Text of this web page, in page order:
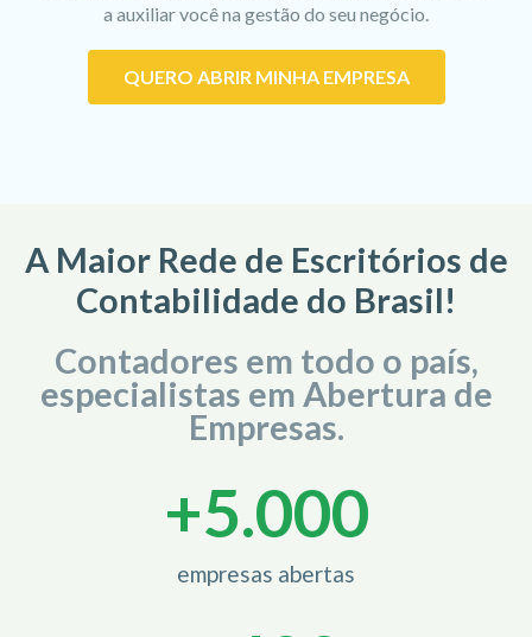
a auxiliar você na gestão do seu negócio.
QUERO ABRIR MINHA EMPRESA
A Maior Rede de Escritórios de
Contabilidade do Brasil!
Contadores em todo o país,
especialistas em Abertura de
Empresas.
empresas abertas
+5.000